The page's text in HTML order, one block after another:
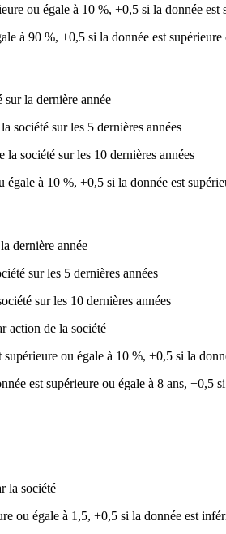
ou égale à 10 %, +0,5 si la donnée
à 90 %, +0,5 si la donnée est
la dernière année
société sur les 5 dernières années
société sur les 10 dernières années
à 10 %, +0,5 si la donnée est
dernière année
sur les 5 dernières années
sur les 10 dernières années
action de la société
ou égale à 10 %, +0,5 si la
est supérieure ou égale à 8 ans, +0,5
la société
égale à 1,5, +0,5 si la donnée est